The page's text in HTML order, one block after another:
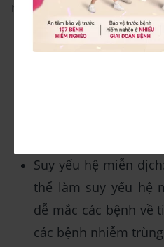
một người. Một số tác
Suy giảm sức
trải qua khủng
các bệnh liên
như trầm cảm, lo
Suy yếu hệ miễn
thể làm suy yếu hệ
dễ mắc các bệnh về
các bệnh nhiễm